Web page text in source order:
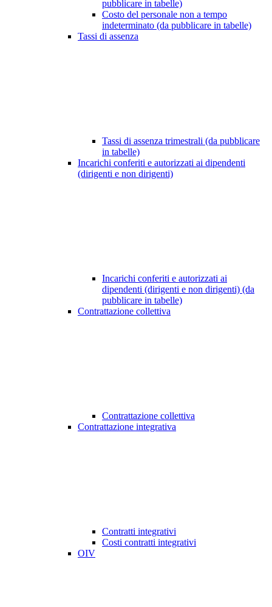
pubblicare in tabelle)
Costo del personale non a tempo
indeterminato (da pubblicare in tabelle)
Tassi di assenza
Tassi di assenza trimestrali (da pubblicare
in tabelle)
Incarichi conferiti e autorizzati ai dipendenti
(dirigenti e non dirigenti)
Incarichi conferiti e autorizzati ai
dipendenti (dirigenti e non dirigenti) (da
pubblicare in tabelle)
Contrattazione collettiva
Contrattazione collettiva
Contrattazione integrativa
Contratti integrativi
Costi contratti integrativi
OIV